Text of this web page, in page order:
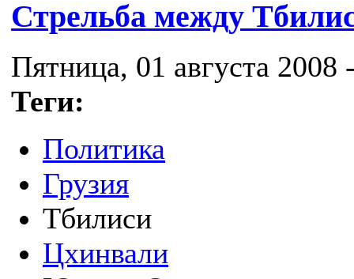
Стрельба между
Пятница, 01 августа 2008
Теги:
Политика
Грузия
Тбилиси
Цхинвали